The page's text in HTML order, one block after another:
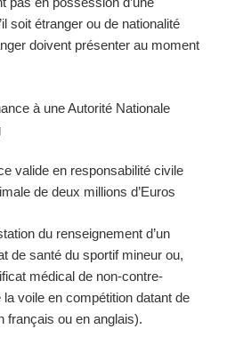
soit étranger ou de nationalité
doivent présenter au moment
à une Autorité Nationale
valide en responsabilité civile
de deux millions d’Euros
du renseignement d’un
de santé du sportif mineur ou,
médical de non-contre-
voile en compétition datant de
français ou en anglais).